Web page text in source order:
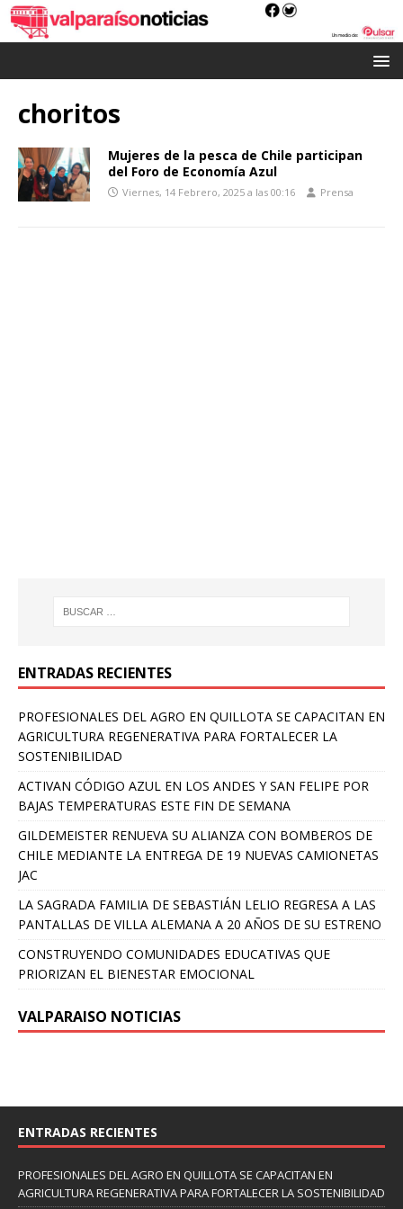
choritos
Mujeres de la pesca de Chile participan
del Foro de Economía Azul
Viernes, 14 Febrero, 2025 a las 00:16 Prensa
ENTRADAS RECIENTES
PROFESIONALES DEL AGRO EN QUILLOTA SE CAPACITAN EN
AGRICULTURA REGENERATIVA PARA FORTALECER LA
SOSTENIBILIDAD
ACTIVAN CÓDIGO AZUL EN LOS ANDES Y SAN FELIPE POR
BAJAS TEMPERATURAS ESTE FIN DE SEMANA
GILDEMEISTER RENUEVA SU ALIANZA CON BOMBEROS DE
CHILE MEDIANTE LA ENTREGA DE 19 NUEVAS CAMIONETAS
JAC
LA SAGRADA FAMILIA DE SEBASTIÁN LELIO REGRESA A LAS
PANTALLAS DE VILLA ALEMANA A 20 AÑOS DE SU ESTRENO
CONSTRUYENDO COMUNIDADES EDUCATIVAS QUE
PRIORIZAN EL BIENESTAR EMOCIONAL
VALPARAISO NOTICIAS
ENTRADAS RECIENTES
PROFESIONALES DEL AGRO EN QUILLOTA SE CAPACITAN EN
AGRICULTURA REGENERATIVA PARA FORTALECER LA SOSTENIBILIDAD